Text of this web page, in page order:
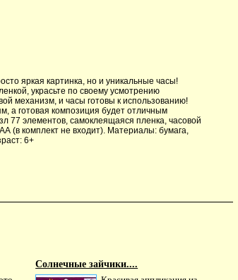
яркая картинка, но и уникальные часы!
украсьте по своему усмотрению
механизм, и часы готовы к использованию!
а готовая композиция будет отличным
77 элементов, самоклеящаяся пленка, часовой
(в комплект не входит). Материалы: бумага,
6+
Солнечные зайчики....